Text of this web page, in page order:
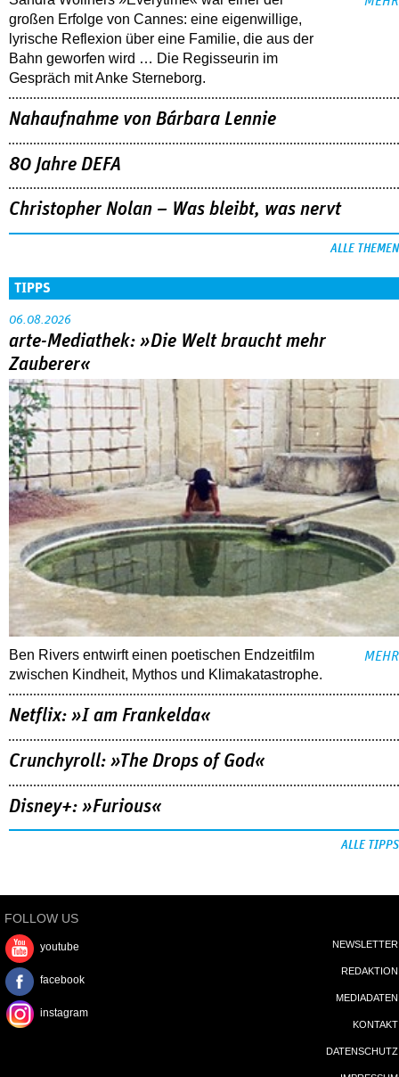
großen Erfolge von Cannes: eine eigenwillige,
lyrische Reflexion über eine ­Familie, die aus der
Bahn geworfen wird … Die Regisseurin im
Gespräch mit Anke Sterneborg.
Nahaufnahme von Bárbara Lennie
80 Jahre DEFA
Christopher Nolan – Was bleibt, was nervt
ALLE THEMEN
TIPPS
06.08.2026
arte-Mediathek: »Die Welt braucht mehr
Zauberer«
Ben Rivers entwirft einen poetischen Endzeitfilm
zwischen Kindheit, Mythos und Klimakatastrophe.
MEHR
Netflix: »I am Frankelda«
Crunchyroll: »The Drops of God«
Disney+: »Furious«
ALLE TIPPS
FOLLOW US
youtube
facebook
instagram
NEWSLETTER
REDAKTION
MEDIADATEN
KONTAKT
DATENSCHUTZ